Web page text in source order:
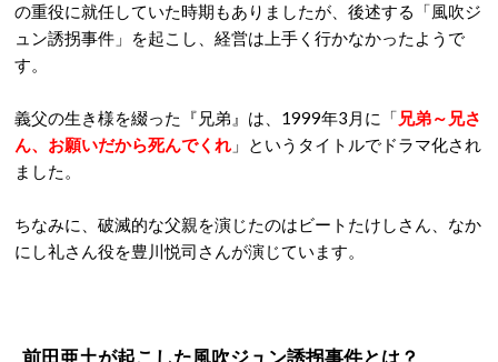
の重役に就任していた時期もありましたが、後述する「風吹ジ
ュン誘拐事件」を起こし、経営は上手く行かなかったようで
す。
義父の生き様を綴った『兄弟』は、1999年3月に「 兄弟～兄さ
ん、お願いだから死んでくれ」というタイトルでドラマ化され
ました。
ちなみに、破滅的な父親を演じたのはビートたけしさん、なか
にし礼さん役を豊川悦司さんが演じています。
前田亜土が起こした風吹ジュン誘拐事件とは？